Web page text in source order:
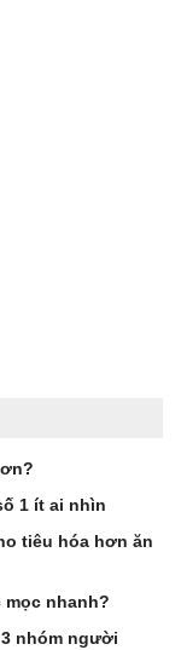
1 ít ai nhìn
tiêu hóa hơn ăn
nhanh?
nhóm người